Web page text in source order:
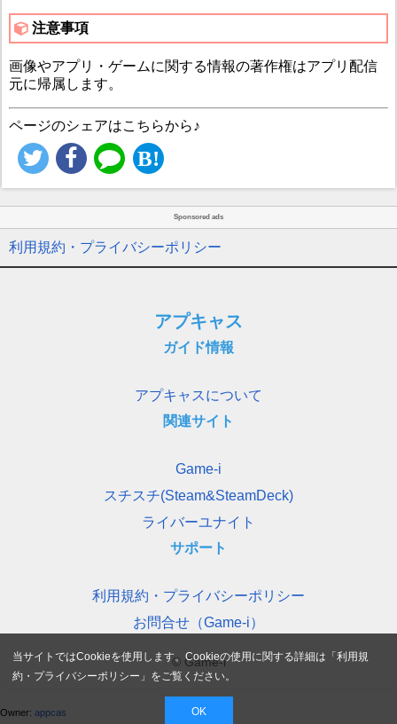
注意事項
画像やアプリ・ゲームに関する情報の著作権はアプリ配信
元に帰属します。
ページのシェアはこちらから♪
Sponsored ads
利用規約・プライバシーポリシー
アプキャス
ガイド情報
アプキャスについて
関連サイト
Game-i
スチスチ(Steam&SteamDeck)
ライバーユナイト
サポート
利用規約・プライバシーポリシー
お問合せ（Game-i）
© Game-i
Owner: appcas
当サイトではCookieを使用します。Cookieの使用に関する詳細は「利用規
約・プライバシーポリシー 」をご覧ください。
OK